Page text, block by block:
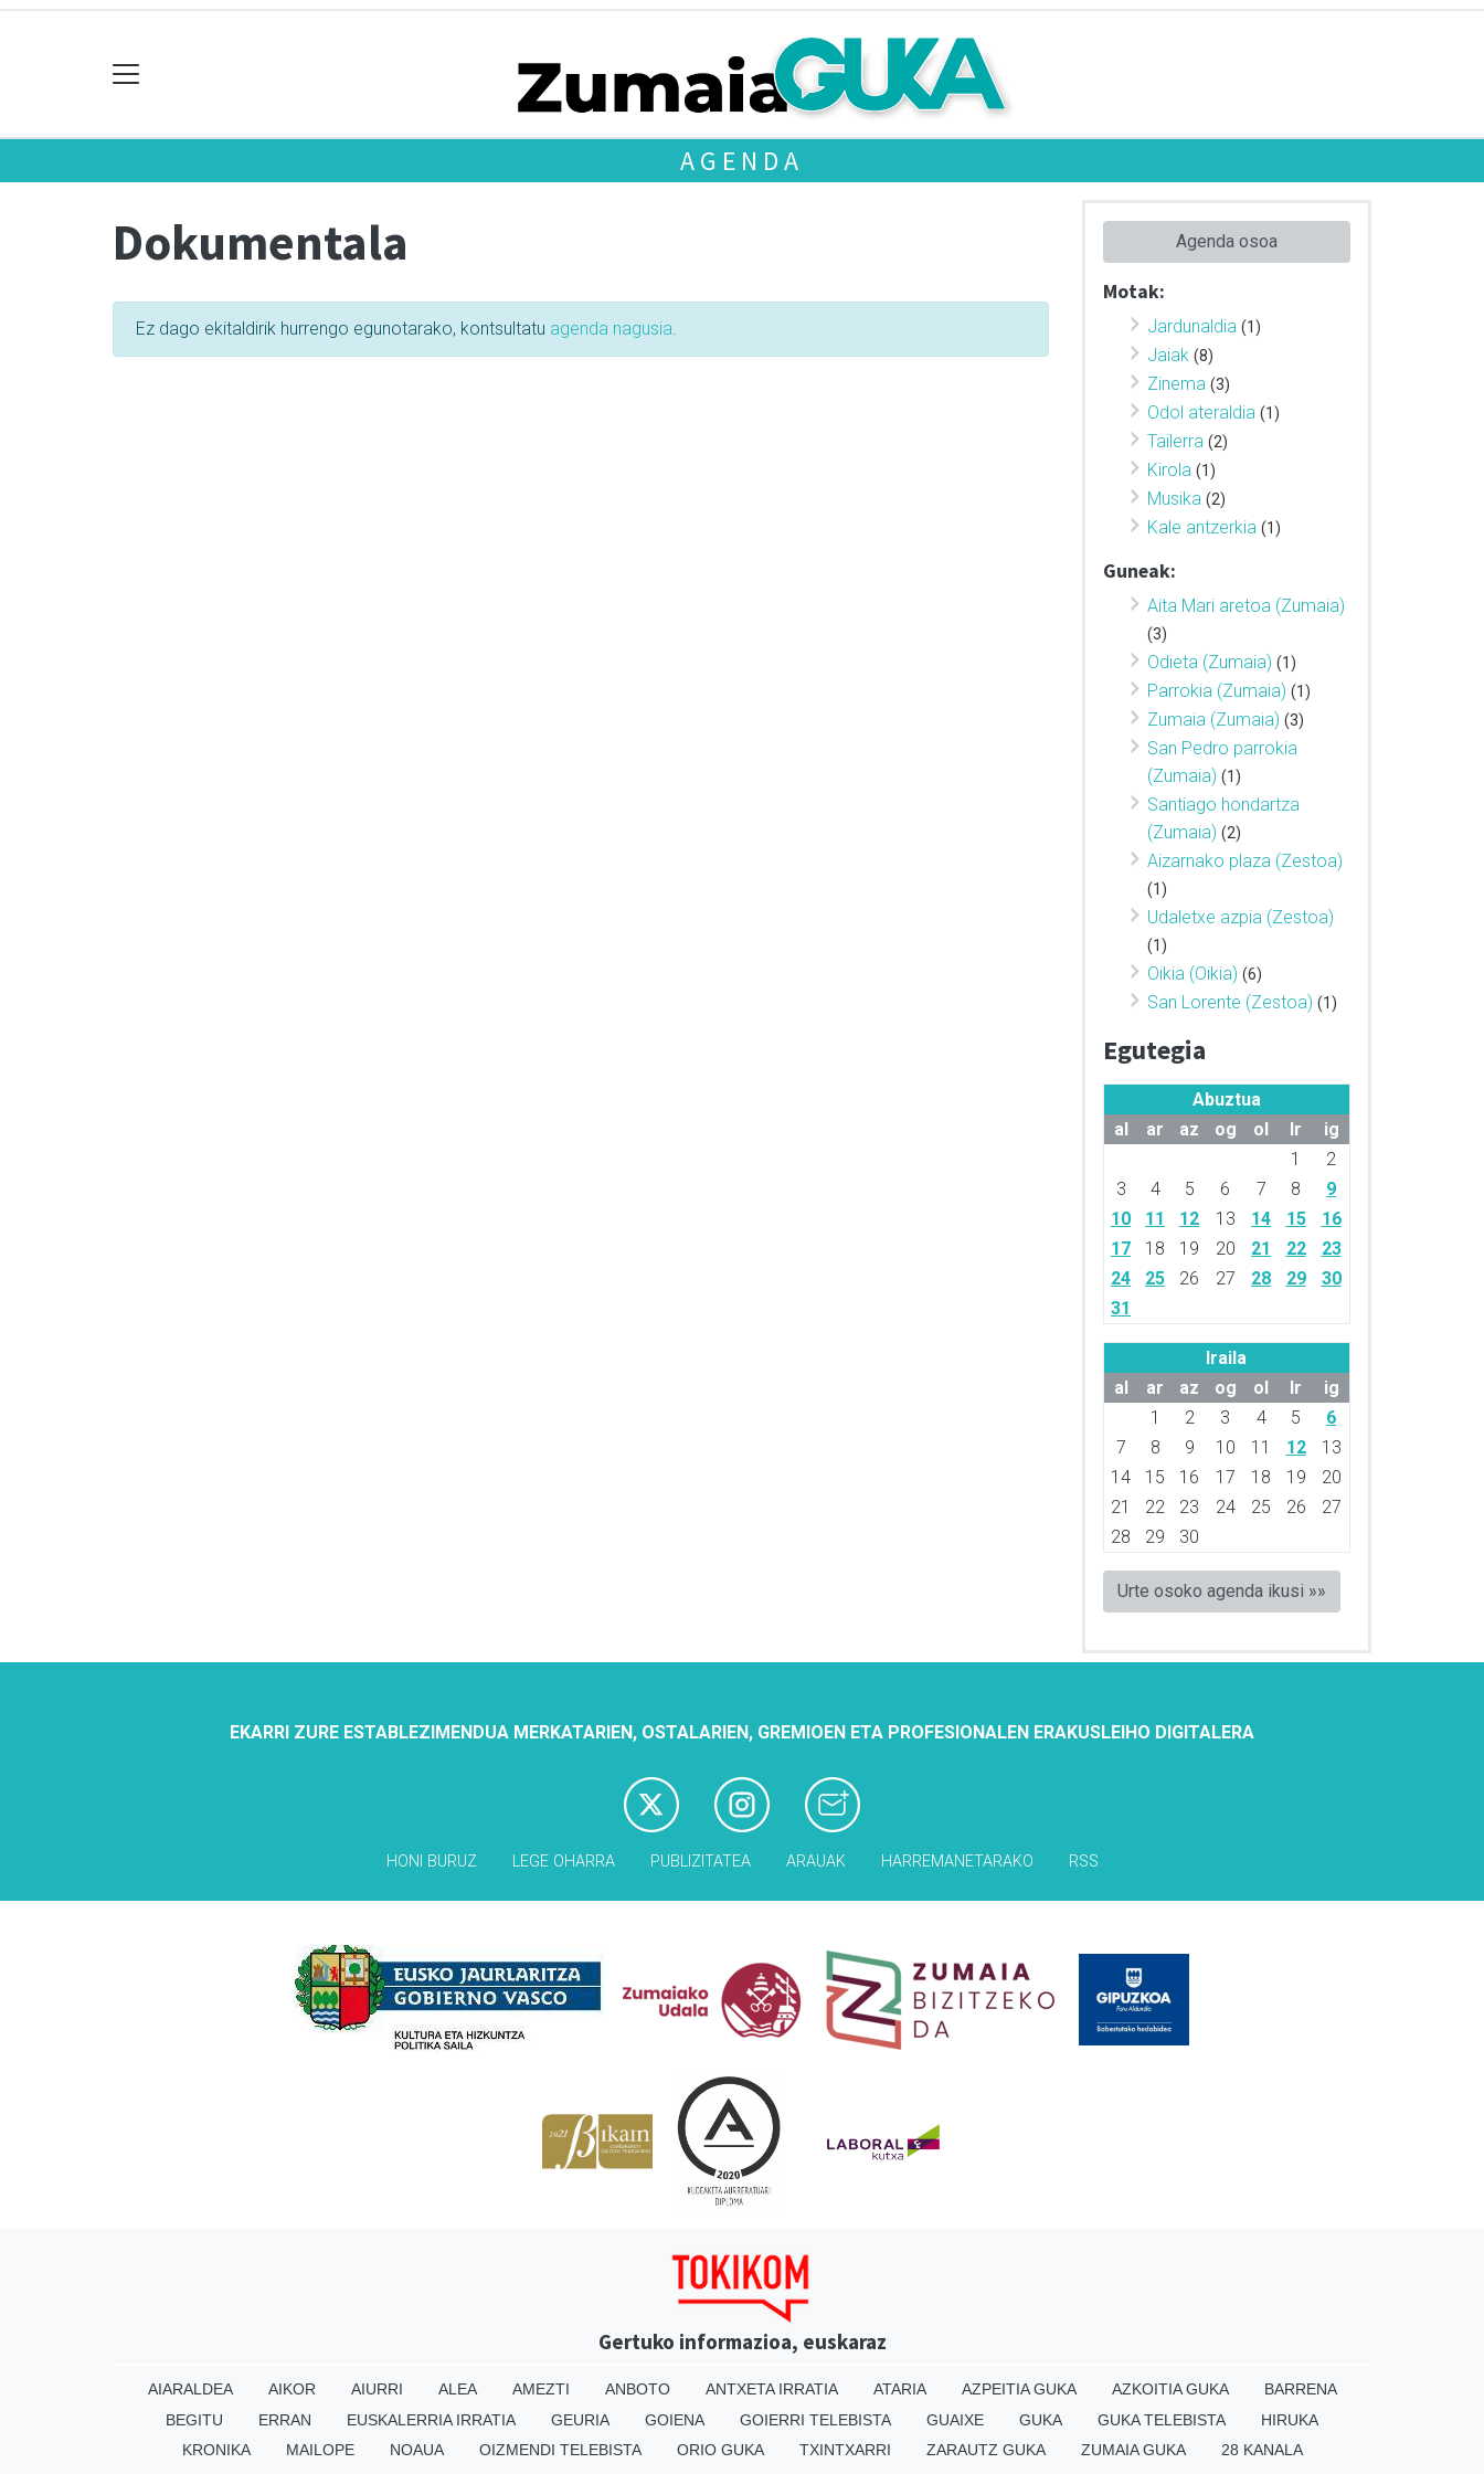
AGENDA
Dokumentala
Ez dago ekitaldirik hurrengo egunotarako, kontsultatu agenda nagusia.
Agenda osoa
Motak:
Jardunaldia (1)
Jaiak (8)
Zinema (3)
Odol ateraldia (1)
Tailerra (2)
Kirola (1)
Musika (2)
Kale antzerkia (1)
Guneak:
Aita Mari aretoa (Zumaia)
(3)
Odieta (Zumaia) (1)
Parrokia (Zumaia) (1)
Zumaia (Zumaia) (3)
San Pedro parrokia
(Zumaia) (1)
Santiago hondartza
(Zumaia) (2)
Aizarnako plaza (Zestoa)
(1)
Udaletxe azpia (Zestoa)
(1)
Oikia (Oikia) (6)
San Lorente (Zestoa) (1)
Egutegia
Abuztua
al
ar az og ol lr
ig
1
2
3
4 5 6 7 8
9
10
11 12 13 14 15
16
17
18 19 20 21 22
23
24
25 26 27 28 29
30
31
Iraila
al
ar az og ol lr
ig
1
2 3 4 5
6
7
8 9 10 11 12
13
14
15 16 17 18 19
20
21
22 23 24 25 26
27
28
29 30
Urte osoko agenda ikusi »»
EKARRI ZURE ESTABLEZIMENDUA MERKATARIEN, OSTALARIEN, GREMIOEN ETA PROFESIONALEN ERAKUSLEIHO DIGITALERA
HONI BURUZ LEGE OHARRA PUBLIZITATEA ARAUAK HARREMANETARAKO RSS
Gertuko informazioa, euskaraz
AIARALDEA AIKOR AIURRI ALEA AMEZTI ANBOTO ANTXETA IRRATIA ATARIA AZPEITIA GUKA AZKOITIA GUKA
BARRENA
BEGITU
ERRAN EUSKALERRIA IRRATIA GEURIA GOIENA GOIERRI TELEBISTA GUAIXE GUKA GUKA TELEBISTA
HIRUKA
KRONIKA
MAILOPE NOAUA OIZMENDI TELEBISTA ORIO GUKA TXINTXARRI ZARAUTZ GUKA ZUMAIA GUKA 28 KANALA